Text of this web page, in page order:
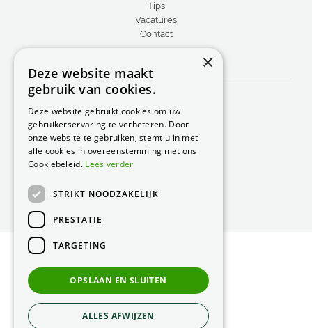
Tips
Vacatures
Contact
CONTACT
Peacock Garden Supports
Industrieweg 22
5688 DP Oirschot
Nederland
T.0499 57 40 80
Privacy Statement
Green Solutions
×
Deze website maakt
gebruik van cookies.
Deze website gebruikt cookies om uw
gebruikerservaring te verbeteren. Door
onze website te gebruiken, stemt u in met
alle cookies in overeenstemming met ons
Cookiebeleid. Lees verder
STRIKT NOODZAKELIJK
PRESTATIE
TARGETING
OPSLAAN EN SLUITEN
ALLES AFWIJZEN